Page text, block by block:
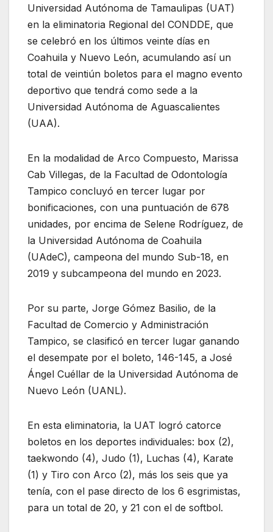
Universidad Autónoma de Tamaulipas (UAT)
en la eliminatoria Regional del CONDDE, que
se celebró en los últimos veinte días en
Coahuila y Nuevo León, acumulando así un
total de veintiún boletos para el magno evento
deportivo que tendrá como sede a la
Universidad Autónoma de Aguascalientes
(UAA).
En la modalidad de Arco Compuesto, Marissa
Cab Villegas, de la Facultad de Odontología
Tampico concluyó en tercer lugar por
bonificaciones, con una puntuación de 678
unidades, por encima de Selene Rodríguez, de
la Universidad Autónoma de Coahuila
(UAdeC), campeona del mundo Sub-18, en
2019 y subcampeona del mundo en 2023.
Por su parte, Jorge Gómez Basilio, de la
Facultad de Comercio y Administración
Tampico, se clasificó en tercer lugar ganando
el desempate por el boleto, 146-145, a José
Ángel Cuéllar de la Universidad Autónoma de
Nuevo León (UANL).
En esta eliminatoria, la UAT logró catorce
boletos en los deportes individuales: box (2),
taekwondo (4), Judo (1), Luchas (4), Karate
(1) y Tiro con Arco (2), más los seis que ya
tenía, con el pase directo de los 6 esgrimistas,
para un total de 20, y 21 con el de softbol.